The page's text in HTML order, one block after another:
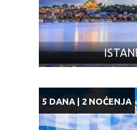
5 DANA | 2 NOĆENJA